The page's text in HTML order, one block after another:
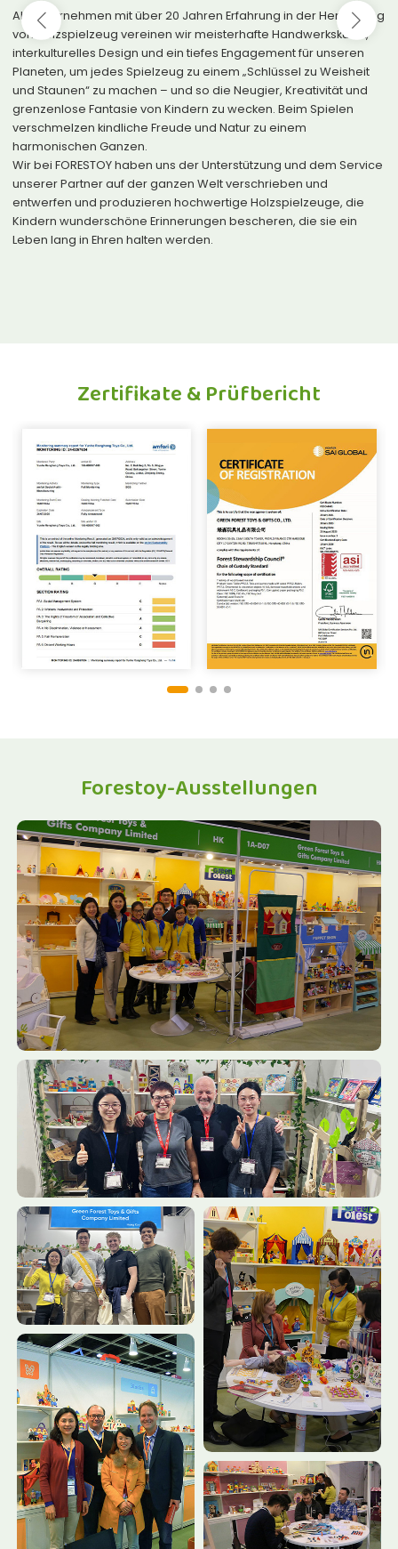
Bei Forestoy geben wir uns nicht mit oberflächlichen
Spielzeugfunktionen zufrieden. Stattdessen tauchen wir tief in
die realen Momente des Familienlebens ein:
Wie kann die Neugier eines Kindes beim Spielen geschützt
werden?
Wie kann das Bedürfnis der Eltern nach sinnvoller Interaktion
während der Begleitung erfüllt werden?
Wir konzipieren unsere Produkte als unaufdringliche Partner –
verständnisvoll, unterstützend, aber niemals aufdringlich.
Jedes Forestoy-Produkt trägt unsere Antwort in sich: Hergestellt
aus den Gaben der Natur, geleitet von echter Handwerkskunst,
geschaffen für lebenslange Freundschaft statt für kurzlebige
Trends. Mit jedem Gebrauch tragen unsere Spielzeuge zur
Zertifikate & Prüfbericht
Forestoy-Ausstellungen